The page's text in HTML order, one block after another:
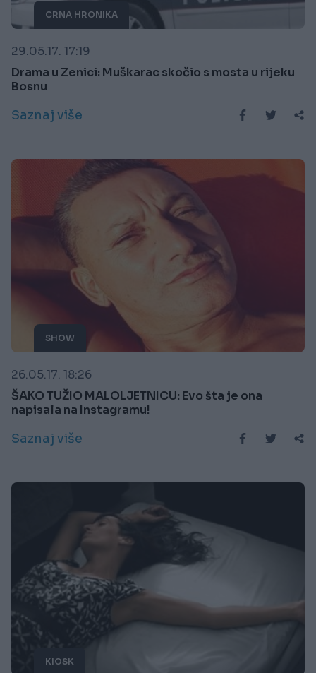
CRNA HRONIKA
29.05.17. 17:19
Drama u Zenici: Muškarac skočio s mosta u rijeku
Bosnu
Saznaj više
SHOW
26.05.17. 18:26
ŠAKO TUŽIO MALOLJETNICU: Evo šta je ona
napisala na Instagramu!
Saznaj više
KIOSK